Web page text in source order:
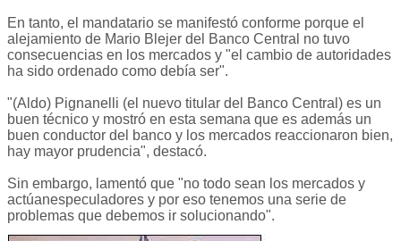
En tanto, el mandatario se manifestó conforme porque el
alejamiento de Mario Blejer del Banco Central no tuvo
consecuencias en los mercados y "el cambio de autoridades
ha sido ordenado como debía ser".
"(Aldo) Pignanelli (el nuevo titular del Banco Central) es un
buen técnico y mostró en esta semana que es además un
buen conductor del banco y los mercados reaccionaron bien,
hay mayor prudencia", destacó.
Sin embargo, lamentó que "no todo sean los mercados y
actúanespeculadores y por eso tenemos una serie de
problemas que debemos ir solucionando".